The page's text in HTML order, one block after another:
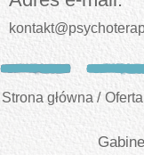
Strona główna / Oferta